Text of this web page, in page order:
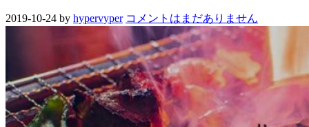
2019-10-24 by hypervyper コメントはまだありません